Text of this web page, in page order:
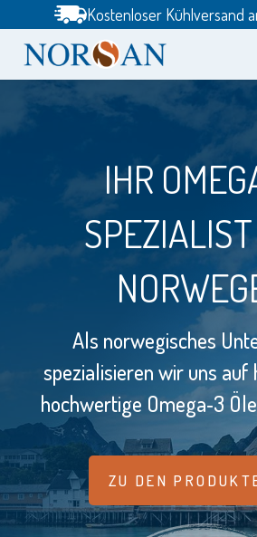
springen
Kostenloser Kühlversand
IHR
Als norwegisches
spezialisieren wir uns auf
hochwertige Omega‑3
ZU DEN